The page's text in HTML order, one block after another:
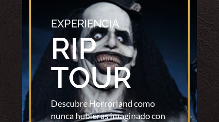
EXPERIENCIA
RIP
TOUR
Descubre Horrorland como
nunca hubieras imaginado con